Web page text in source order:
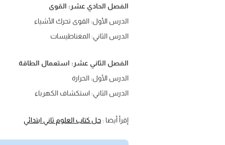
الفصل الحادي عشر: القوى
الدرس الأول: القوى تحرك الأشياء
الدرس الثاني: المغناطيسات
الفصل الثاني عشر: استعمال الطاقة
الدرس الأول: الحرارة
الدرس الثاني: استكشاف الكهرباء
إقرأ أيضا :حل كتاب العلوم ثاني ابتدائي